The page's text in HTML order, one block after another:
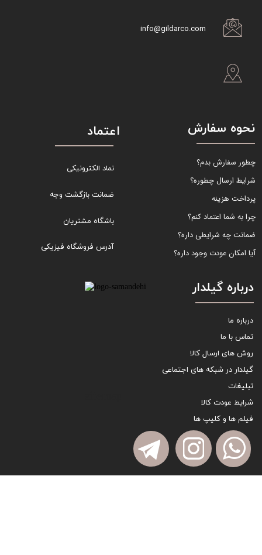
info@gildarco.com
نحوه سفارش
چطور سفارش بدم؟
شرایط ارسال چطوره؟
پرداخت هزینه
چرا به شما اعتماد کنم؟
ضمانت چه شرایطی داره؟
آیا امکان عودت وجود داره؟
اعتماد
نماد الکترونیکی
ضمانت بازگشت وجه
باشگاه مشتریان
آدرس فروشگاه فیزیکی
درباره گیلدار
درباره ما
تماس با ما
روش های ارسال کالا
گیلدار در شبکه های اجتماعی
تبلیغات
شرایط عودت کالا
فیلم ها و کلیپ ها